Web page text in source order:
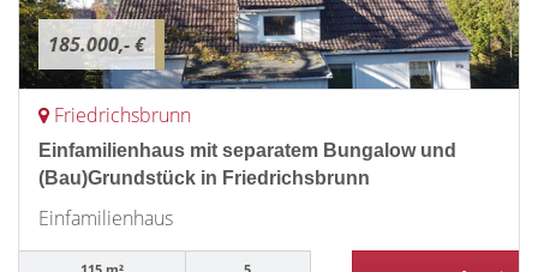
185.000,- €
Friedrichsbrunn
Einfamilienhaus mit separatem Bungalow und
(Bau)Grundstück in Friedrichsbrunn
Einfamilienhaus